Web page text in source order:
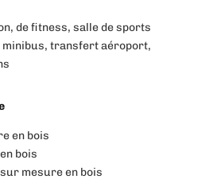
de fitness, salle de sports
minibus, transfert aéroport,
en bois
bois
mesure en bois